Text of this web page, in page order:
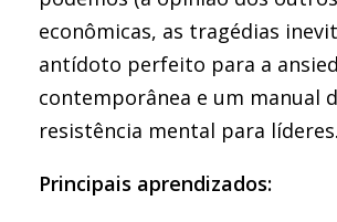
econômicas, as tragédias
antídoto perfeito para a
contemporânea e um manual
resistência mental para líderes.
Principais aprendizados: